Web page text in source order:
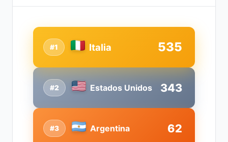
#2 Estados Unidos 343
#1 Italia 535
#3 Argentina 62